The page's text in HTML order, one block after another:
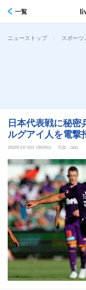
一覧
ニューストップ > スポーツ
日本代表戦に秘密
ルグアイ人を電撃
2022年3月16日 12時55分
写真：Qoly